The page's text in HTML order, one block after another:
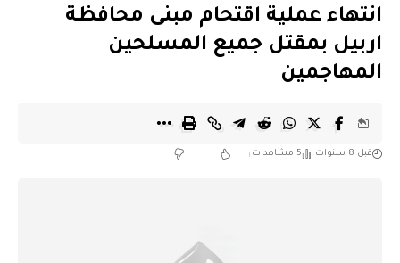
انتهاء عملية اقتحام مبنى محافظة
اربيل بمقتل جميع المسلحين
المهاجمين
قبل 8 سنوات 5 مشاهدات